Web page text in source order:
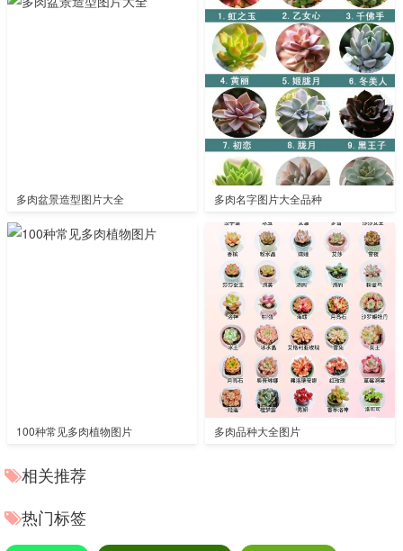
多肉盆景造型图片大全 多肉名字图片大全品种
100种常见多肉植物图片 多肉品种大全图片
相关推荐
热门标签